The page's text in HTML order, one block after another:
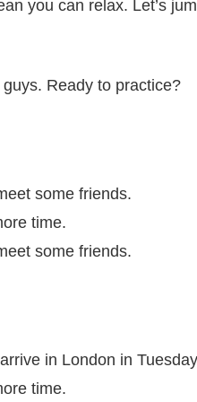
you can relax. Let’s
Ready to practice?
some friends.
time.
some friends.
in London in
time.